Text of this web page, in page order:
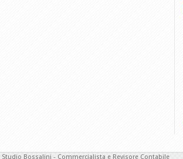
Studio Bossalini - Commercialista e Revisore Contabile